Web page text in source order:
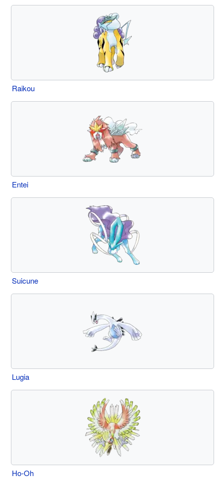
Raikou
Entei
Suicune
Lugia
Ho-Oh